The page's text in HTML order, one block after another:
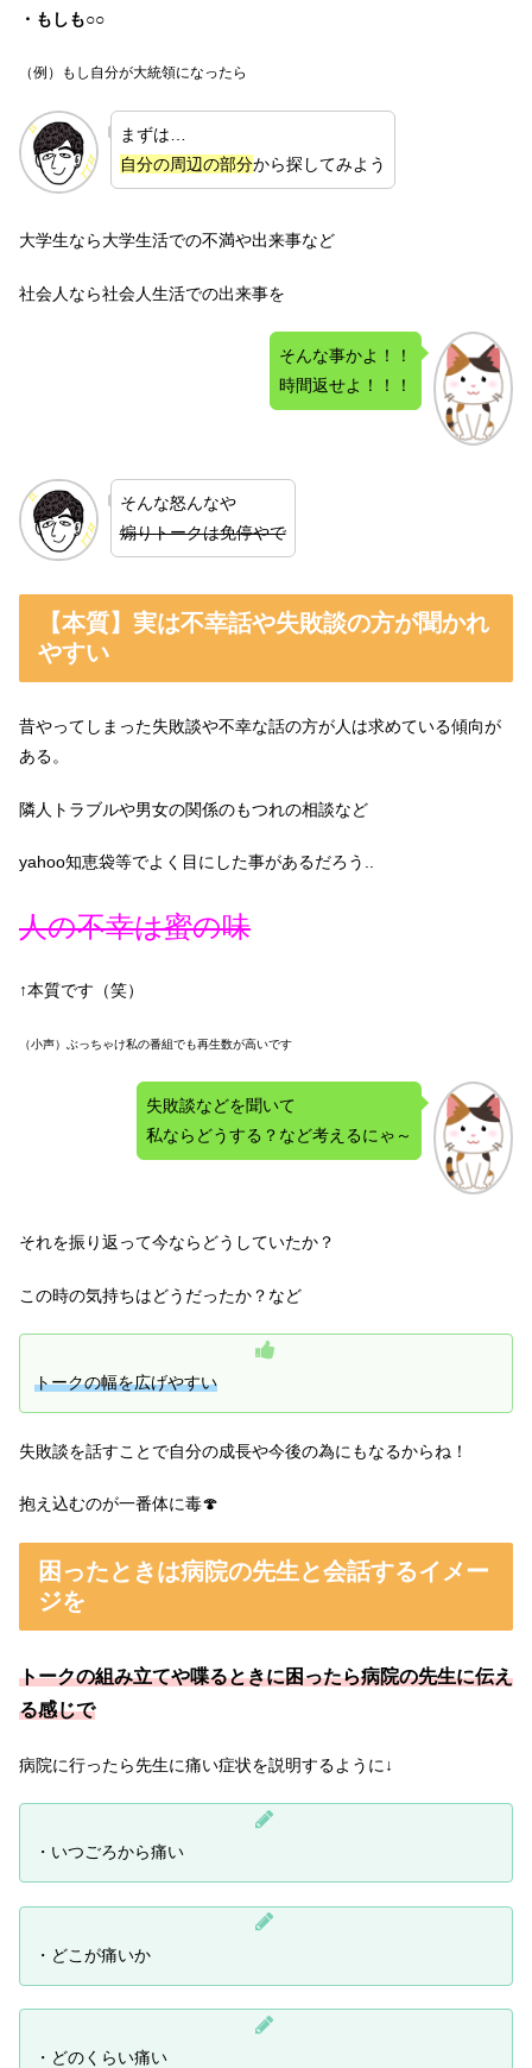
・もしも○○
（例）もし自分が大統領になったら
まずは…
自分の周辺の部分から探してみよう
大学生なら大学生活での不満や出来事など
社会人なら社会人生活での出来事を
そんな事かよ！！
時間返せよ！！！
そんな怒んなや
煽りトークは免停やで
【本質】実は不幸話や失敗談の方が聞かれ
やすい
昔やってしまった失敗談や不幸な話の方が人は求めている傾向が
ある。
隣人トラブルや男女の関係のもつれの相談など
yahoo知恵袋等でよく目にした事があるだろう..
人の不幸は蜜の味
↑本質です（笑）
（小声）ぶっちゃけ私の番組でも再生数が高いです
失敗談などを聞いて
私ならどうする？など考えるにゃ～
それを振り返って今ならどうしていたか？
この時の気持ちはどうだったか？など
トークの幅を広げやすい
失敗談を話すことで自分の成長や今後の為にもなるからね！
抱え込むのが一番体に毒🍄
困ったときは病院の先生と会話するイメー
ジを
トークの組み立てや喋るときに困ったら病院の先生に伝え
る感じで
病院に行ったら先生に痛い症状を説明するように↓
・いつごろから痛い
・どこが痛いか
・どのくらい痛い